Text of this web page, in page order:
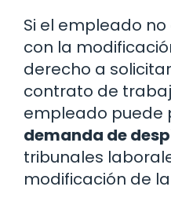
Si el empleado
con la
derecho a
contrato de
empleado puede
demanda de
tribunales
modificación de